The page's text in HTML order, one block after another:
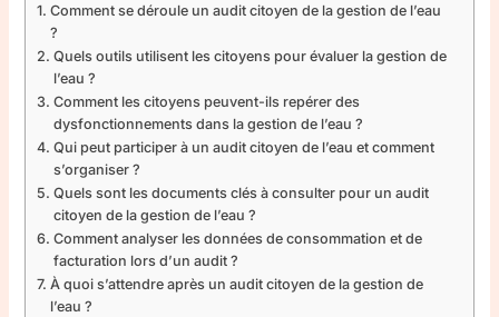
Comment se déroule un audit citoyen de la gestion de l’eau
?
Quels outils utilisent les citoyens pour évaluer la gestion de
l’eau ?
Comment les citoyens peuvent-ils repérer des
dysfonctionnements dans la gestion de l’eau ?
Qui peut participer à un audit citoyen de l’eau et comment
s’organiser ?
Quels sont les documents clés à consulter pour un audit
citoyen de la gestion de l’eau ?
Comment analyser les données de consommation et de
facturation lors d’un audit ?
À quoi s’attendre après un audit citoyen de la gestion de
l’eau ?